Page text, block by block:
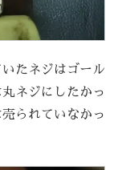
たネジはゴール
ネジにしたかっ
られていなかっ